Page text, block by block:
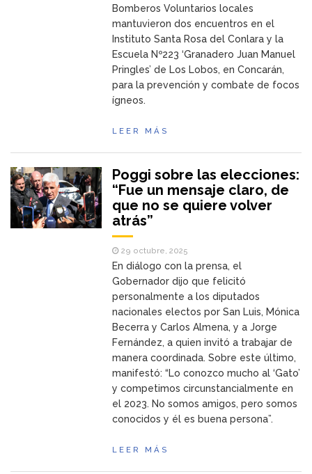
Bomberos Voluntarios locales
mantuvieron dos encuentros en el
Instituto Santa Rosa del Conlara y la
Escuela Nº223 ‘Granadero Juan Manuel
Pringles’ de Los Lobos, en Concarán,
para la prevención y combate de focos
ígneos.
LEER MÁS
Poggi sobre las elecciones:
“Fue un mensaje claro, de
que no se quiere volver
atrás”
29 octubre, 2025
En diálogo con la prensa, el
Gobernador dijo que felicitó
personalmente a los diputados
nacionales electos por San Luis, Mónica
Becerra y Carlos Almena, y a Jorge
Fernández, a quien invitó a trabajar de
manera coordinada. Sobre este último,
manifestó: “Lo conozco mucho al ‘Gato’
y competimos circunstancialmente en
el 2023. No somos amigos, pero somos
conocidos y él es buena persona”.
LEER MÁS